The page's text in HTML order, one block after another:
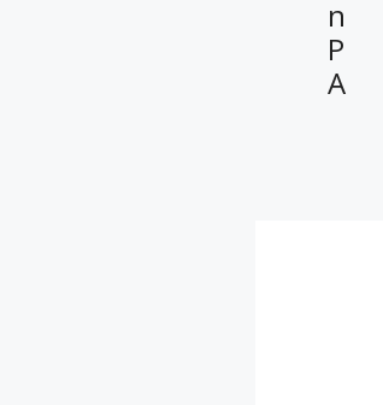
n
P
A